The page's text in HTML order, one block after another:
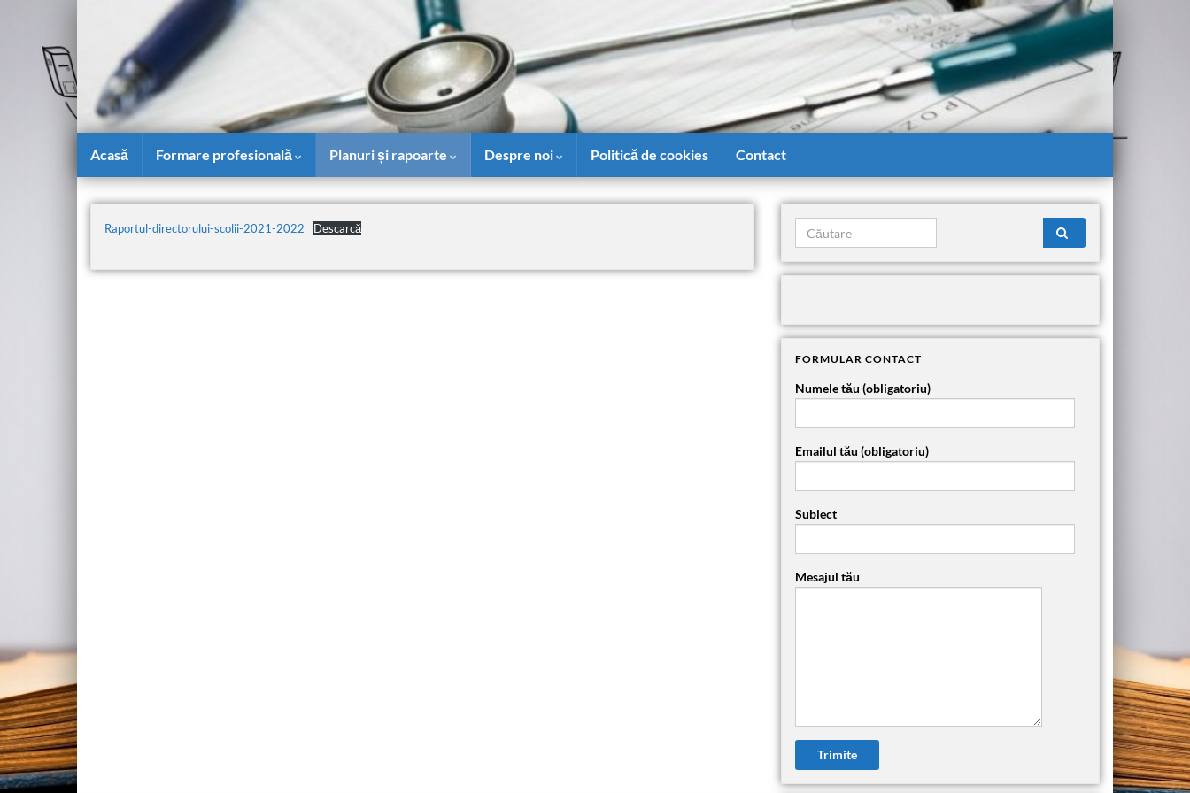
Acasă Formare profesională Planuri și rapoarte Despre noi Politică de cookies Contact
Raportul-directorului-scolii-2021-2022 Descarcă Search for:
FORMULAR CONTACT
Numele tău (obligatoriu)
Emailul tău (obligatoriu)
Subiect
Mesajul tău